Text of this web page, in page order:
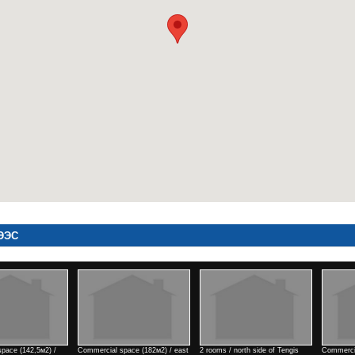
3 rooms / Park view town 1 rooms / north side of Kino 4
(182м2) / east